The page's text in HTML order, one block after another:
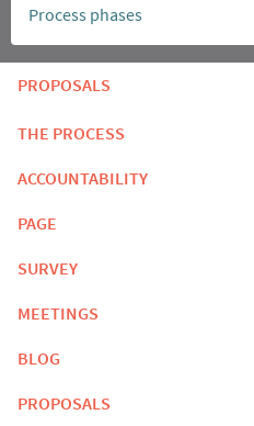
Process phases
PROPOSALS
THE PROCESS
ACCOUNTABILITY
PAGE
SURVEY
MEETINGS
BLOG
PROPOSALS